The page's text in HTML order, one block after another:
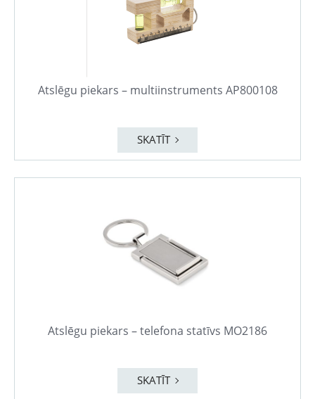
Atslēgu piekars – multiinstruments AP800108
SKATĪT
Atslēgu piekars – telefona statīvs MO2186
SKATĪT